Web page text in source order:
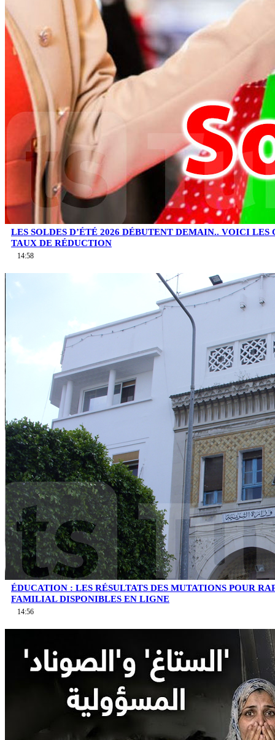
LES SOLDES D’ÉTÉ 2026 DÉBUTENT DEMAIN.. VOICI LES
TAUX DE RÉDUCTION
14:58
ÉDUCATION : LES RÉSULTATS DES MUTATIONS POUR
FAMILIAL DISPONIBLES EN LIGNE
14:56